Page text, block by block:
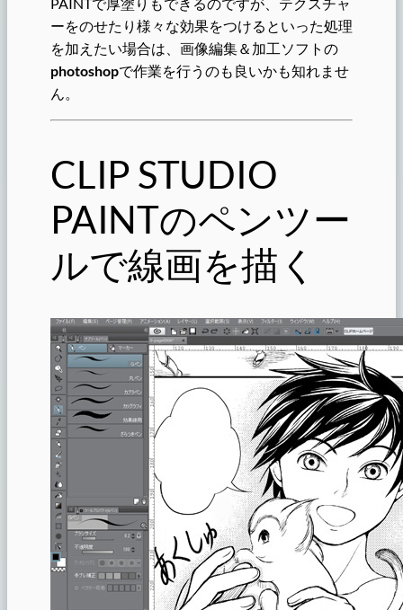
PAINTで厚塗りもできるのですが、テクスチャ
ーをのせたり様々な効果をつけるといった処理
を加えたい場合は、画像編集＆加工ソフトの
photoshopで作業を行うのも良いかも知れませ
ん。
CLIP STUDIO
PAINTのペンツー
ルで線画を描く